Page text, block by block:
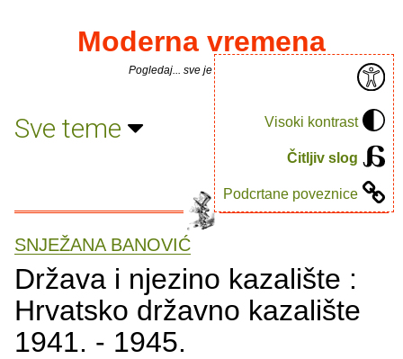
Visoki kontrast
Čitljiv slog
Podcrtane poveznice
Moderna vremena
Pogledaj... sve je puno knjiga.
Sve teme
SNJEŽANA BANOVIĆ
Država i njezino kazalište :
Hrvatsko državno kazalište
1941. - 1945.